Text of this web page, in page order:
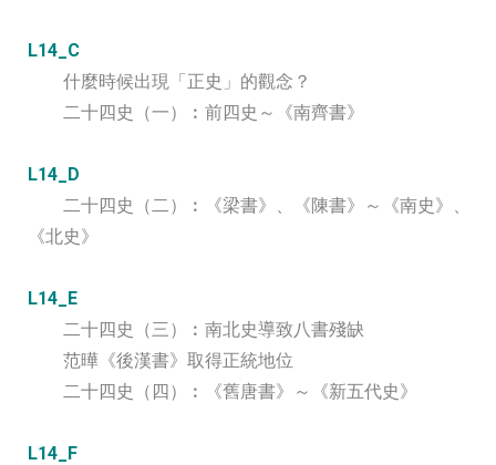
L14_C
什麼時候出現「正史」的觀念？
二十四史（一）︰前四史～《南齊書》
L14_D
二十四史（二）︰《梁書》、《陳書》～《南史》、
《北史》
L14_E
二十四史（三）︰南北史導致八書殘缺
范曄《後漢書》取得正統地位
二十四史（四）︰《舊唐書》～《新五代史》
L14_F